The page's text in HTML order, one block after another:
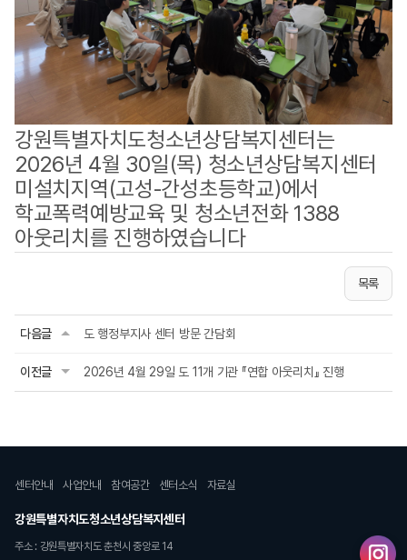
강원특별자치도청소년상담복지센터는
2026년 4월 30일(목) 청소년상담복지센터
미설치지역(고성-간성초등학교)에서
학교폭력예방교육 및 청소년전화 1388
아웃리치를 진행하였습니다
목록
다음글 도 행정부지사 센터 방문 간담회
이전글 2026년 4월 29일 도 11개 기관 『연합 아웃리치』 진행
강원특별자치도청소년상담복지센터
주소 : 강원특별자치도 춘천시 중앙로 14
센터안내 사업안내 참여공간 센터소식 자료실